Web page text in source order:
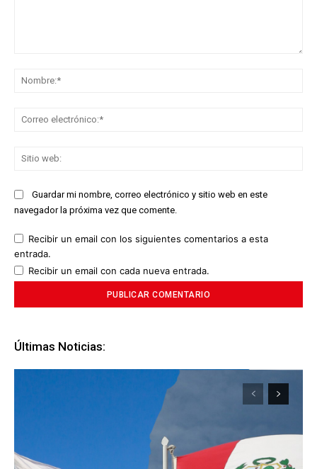
Guardar mi nombre, correo electrónico y sitio web en este
navegador la próxima vez que comente.
Recibir un email con los siguientes comentarios a esta
entrada.
Recibir un email con cada nueva entrada.
Últimas Noticias: